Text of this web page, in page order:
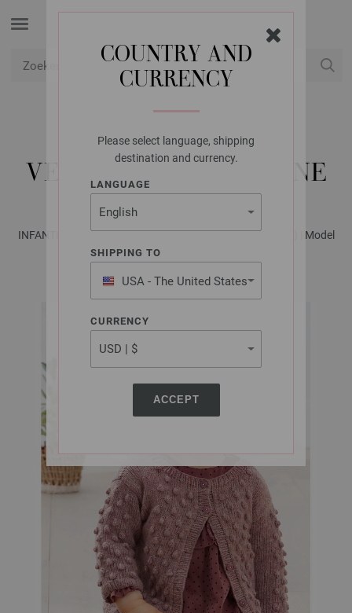
COUNTRY AND
CURRENCY
Please select language, shipping
destination and currency.
LANGUAGE
SHIPPING TO
USA - The United States
of America
CURRENCY
ACCEPT
LANA GROSSA
VEST CASHMERE 16 FINE
INFANTI No. 17 - Tijdschrift (DE) + Breibeschrijvingen (NL) | Model